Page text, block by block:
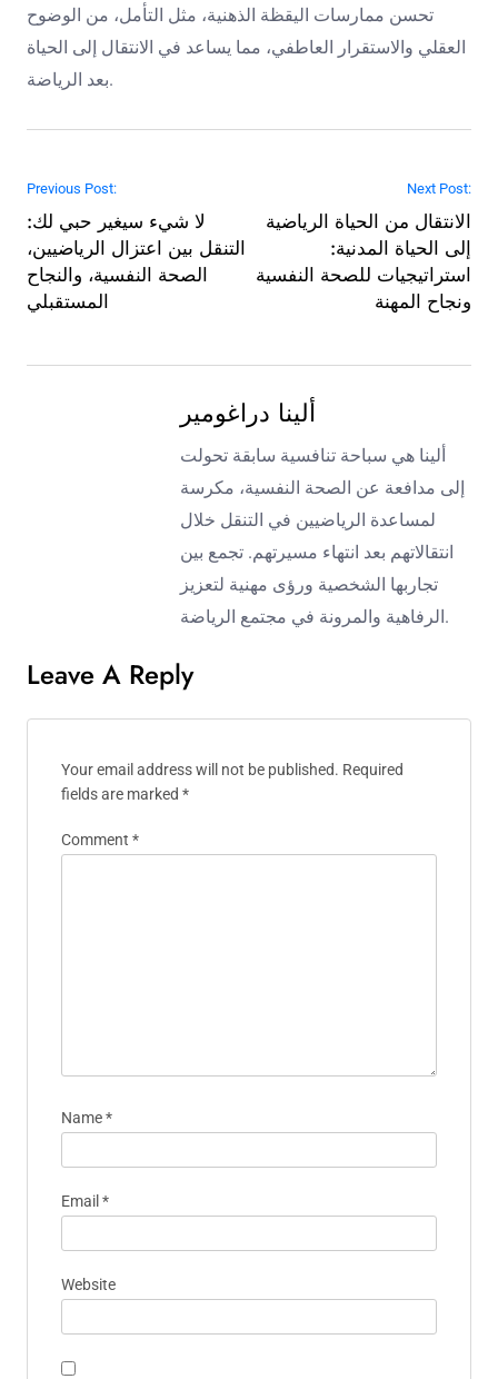
تحسن ممارسات اليقظة الذهنية، مثل التأمل، من الوضوح
العقلي والاستقرار العاطفي، مما يساعد في الانتقال إلى الحياة
بعد الرياضة.
Post navigation
Previous Post:
لا شيء سيغير حبي لك:
التنقل بين اعتزال الرياضيين،
الصحة النفسية، والنجاح
المستقبلي
Next Post:
الانتقال من الحياة الرياضية
إلى الحياة المدنية:
استراتيجيات للصحة النفسية
ونجاح المهنة
ألينا دراغومير
ألينا هي سباحة تنافسية سابقة تحولت
إلى مدافعة عن الصحة النفسية، مكرسة
لمساعدة الرياضيين في التنقل خلال
انتقالاتهم بعد انتهاء مسيرتهم. تجمع بين
تجاربها الشخصية ورؤى مهنية لتعزيز
الرفاهية والمرونة في مجتمع الرياضة.
Leave A Reply
Your email address will not be published. Required
fields are marked *
Comment *
Name*
Email *
Website